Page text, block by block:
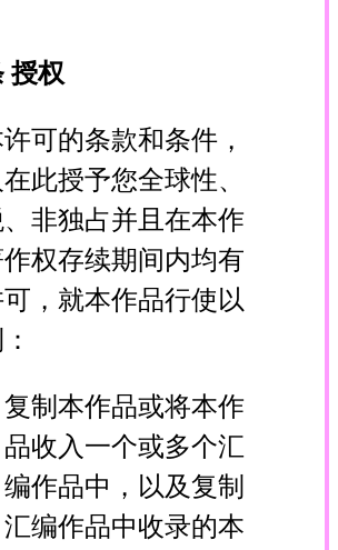
授权
可的条款和条件，
此授予您全球性、
非独占并且在本作
权存续期间内均有
，就本作品行使以
复制本作品或将本作
品收入一个或多个汇
编作品中，以及复制
汇编作品中收录的本